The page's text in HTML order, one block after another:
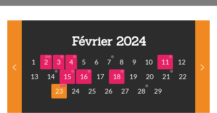
Février 2024
1 2 3 4 5 6 7 8 9 10 11
12
13
14 15 16 17 18 19 20 21
22
23
24 25 26 27 28 29